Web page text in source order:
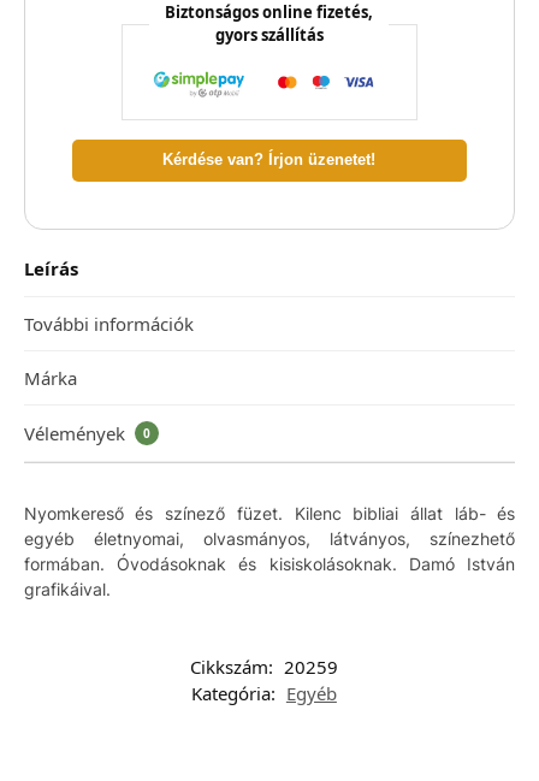
Biztonságos online fizetés,
gyors szállítás
Kérdése van? Írjon üzenetet!
Leírás
További információk
Márka
Vélemények 0
Nyomkereső és színező füzet. Kilenc bibliai állat láb- és
egyéb életnyomai, olvasmányos, látványos, színezhető
formában. Óvodásoknak és kisiskolásoknak. Damó István
grafikáival.
Cikkszám: 20259
Kategória: Egyéb